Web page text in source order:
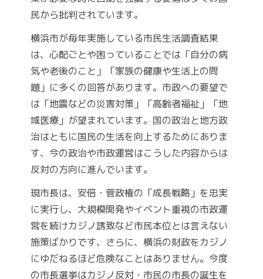
民から批判されています。
横浜市が毎年実施している市民生活調査結果
は、心配ごとや困っていることでは「自分の病
気や老後のこと」「家族の健康や生活上の問
題」に多くの回答があります。市政への要望で
は「地震などの災害対策」「高齢者福祉」「地
域医療」が望まれています。国の政治と地方政
治はともに国民の生活を向上するためにありま
す、今の政治や市政運営はこうした内容からは
反対の方向に進んでいます。
現市長は、安倍・菅政権の「成長戦略」を忠実
に実行し、大規模開発やイベント重視の市政運
営を続けカジノ誘致など市民本位とは言えない
施策ばかりです、さらに、横浜の財政をカジノ
にゆだねるほど危険なことはありません。今度
の市長選挙はカジノ反対・市民の市長の誕生を